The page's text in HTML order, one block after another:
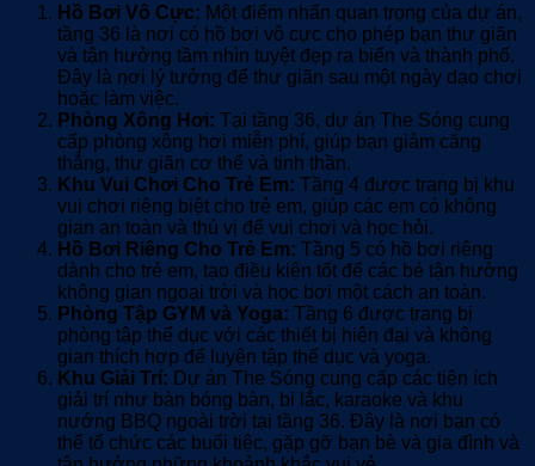
Hồ Bơi Vô Cực: Một điểm nhấn quan trọng của dự án,
tầng 36 là nơi có hồ bơi vô cực cho phép bạn thư giãn
và tận hưởng tầm nhìn tuyệt đẹp ra biển và thành phố.
Đây là nơi lý tưởng để thư giãn sau một ngày dạo chơi
hoặc làm việc.
Phòng Xông Hơi: Tại tầng 36, dự án The Sóng cung
cấp phòng xông hơi miễn phí, giúp bạn giảm căng
thẳng, thư giãn cơ thể và tinh thần.
Khu Vui Chơi Cho Trẻ Em: Tầng 4 được trang bị khu
vui chơi riêng biệt cho trẻ em, giúp các em có không
gian an toàn và thú vị để vui chơi và học hỏi.
Hồ Bơi Riêng Cho Trẻ Em: Tầng 5 có hồ bơi riêng
dành cho trẻ em, tạo điều kiện tốt để các bé tận hưởng
không gian ngoại trời và học bơi một cách an toàn.
Phòng Tập GYM và Yoga: Tầng 6 được trang bị
phòng tập thể dục với các thiết bị hiện đại và không
gian thích hợp để luyện tập thể dục và yoga.
Khu Giải Trí: Dự án The Sóng cung cấp các tiện ích
giải trí như bàn bóng bàn, bi lắc, karaoke và khu
nướng BBQ ngoài trời tại tầng 36. Đây là nơi bạn có
thể tổ chức các buổi tiệc, gặp gỡ bạn bè và gia đình và